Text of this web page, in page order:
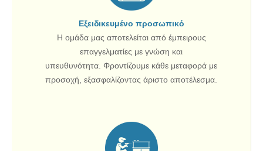
Εξειδικευμένο προσωπικό
Η ομάδα μας αποτελείται από έμπειρους
επαγγελματίες με γνώση και
υπευθυνότητα. Φροντίζουμε κάθε μεταφορά με
προσοχή, εξασφαλίζοντας άριστο αποτέλεσμα.